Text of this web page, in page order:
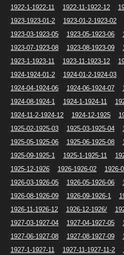
1922-1-1922-11
1922-11-1922-12
1923-1923-01-2
1923-01-2-1923-02
1923-03-1923-05
1923-05-1923-06
1923-07-1923-08
1923-08-1923-09
1923-1-1923-11
1923-11-1923-12
1924-1924-01-2
1924-01-2-1924-03
1924-04-1924-06
1924-06-1924-07
1924-08-1924-1
1924-1-1924-11
1924-11-2-1924-12
1924-12-1925
1925-02-1925-03
1925-03-1925-04
1925-05-1925-06
1925-06-1925-08
1925-09-1925-1
1925-1-1925-11
1925-12-1926
1926-1926-02
1926-
1926-03-1926-05
1926-05-1926-06
1926-08-1926-09
1926-09-1926-1
1926-11-1926-12
1926-12-1926/
1927-03-1927-04
1927-04-1927-05
1927-06-1927-08
1927-08-1927-09
1927-1-1927-11
1927-11-1927-11-2